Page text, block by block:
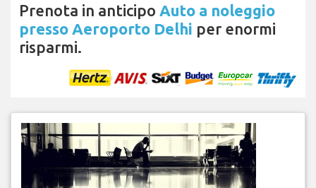
Prenota in anticipo Auto a noleggio
presso Aeroporto Delhi per enormi
risparmi.